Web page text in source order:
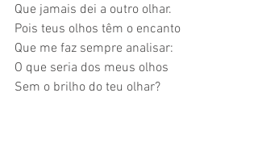
Que jamais dei a outro olhar.
Pois teus olhos têm o encanto
Que me faz sempre analisar:
O que seria dos meus olhos
Sem o brilho do teu olhar?